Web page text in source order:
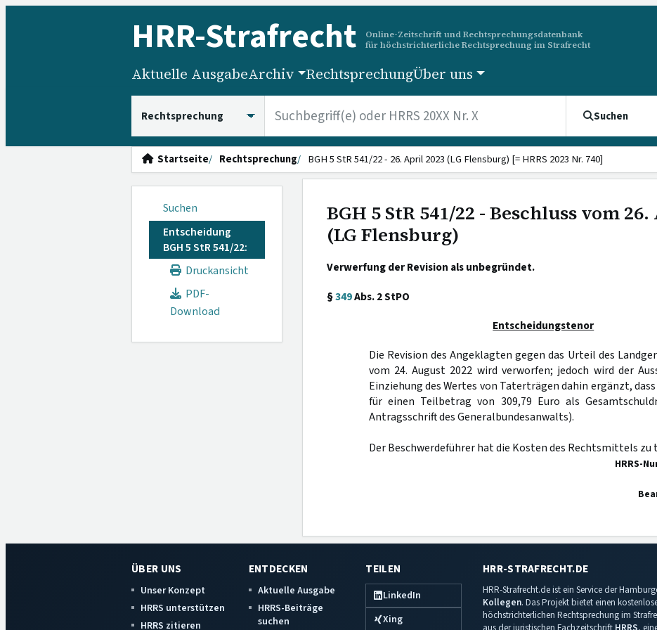
HRR-Strafrecht
Online-Zeitschrift und Rechtsprechungsdatenbank
für höchstrichterliche Rechtsprechung im Strafrecht
Aktuelle AusgabeArchiv RechtsprechungÜber uns
Suchen
Startseite Rechtsprechung BGH 5 StR 541/22 - 26. April 2023 (LG Flensburg) [= HRRS 2023 Nr. 740]
Suchen
Entscheidung
BGH 5 StR 541/22:
Druckansicht
PDF-
Download
BGH 5 StR 541/22 - Beschluss vom
(LG Flensburg)
Verwerfung der Revision als unbegründet.
§349Abs. 2 StPO
Entscheidungstenor
Die Revision des Angeklagten gegen das Urteil des
vom 24. August 2022 wird verworfen; jedoch wird der
Einziehung des Wertes von Taterträgen dahin ergänzt,
für einen Teilbetrag von 309,79 Euro als
Antragsschrift des Generalbundesanwalts).
Der Beschwerdeführer hat die Kosten des Rechtsmittels zu
HRRS-
ÜBER UNS
Unser Konzept
HRRS unterstützen
HRRS zitieren
ENTDECKEN
Aktuelle Ausgabe
HRRS-Beiträge
suchen
TEILEN
LinkedIn
Xing
HRR-STRAFRECHT.DE
HRR-Strafrecht.de ist ein Service der
Kollegen. Das Projekt bietet einen
höchstrichterlichen Rechtsprechung im